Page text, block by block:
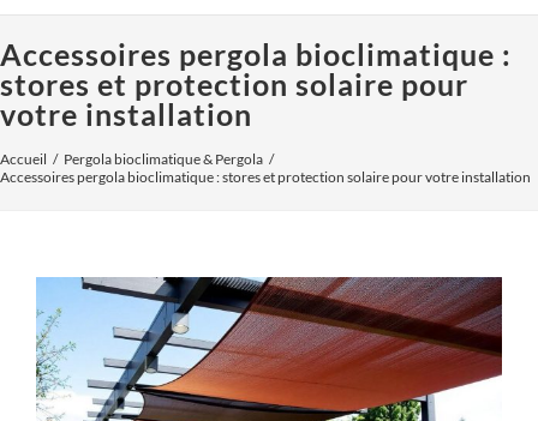
Accessoires pergola bioclimatique :
stores et protection solaire pour
votre installation
Accueil
Pergola bioclimatique & Pergola
Accessoires pergola bioclimatique : stores et protection solaire pour votre installation
l'image
agrandie